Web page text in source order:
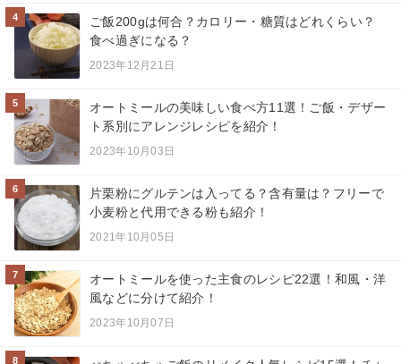
4
ご飯200gは何合？カロリー・糖質はどれくらい？
食べ過ぎになる？
2023年12月21日
5
オートミールの美味しい食べ方11選！ご飯・デザー
ト系別にアレンジレシピを紹介！
2023年10月03日
6
片栗粉にグルテンは入ってる？含有量は？フリーで
小麦粉と代用できる粉も紹介！
2021年10月05日
7
オートミールを使った主食のレシピ22選！和風・洋
風などに分けて紹介！
2023年10月07日
8